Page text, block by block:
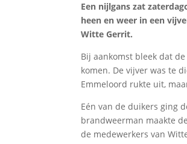
Delen
Een nijlgans zat
heen en weer in een
Witte Gerrit.
Bij aankomst bleek dat
komen. De vijver was te
Emmeloord rukte uit,
Eén van de duikers ging
brandweerman maakte
de medewerkers van